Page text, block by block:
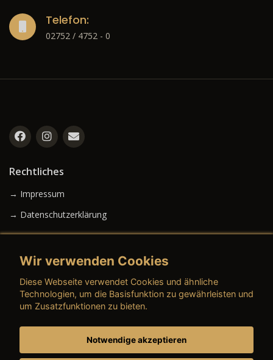
Telefon:
02752 / 4752 - 0
Rechtliches
→ Impressum
→ Datenschutzerklärung
→ AGB (Gebrauchtwagen)
Wir verwenden Cookies
Diese Webseite verwendet Cookies und ähnliche
Technologien, um die Basisfunktion zu gewährleisten und
um Zusatzfunktionen zu bieten.
Notwendige akzeptieren